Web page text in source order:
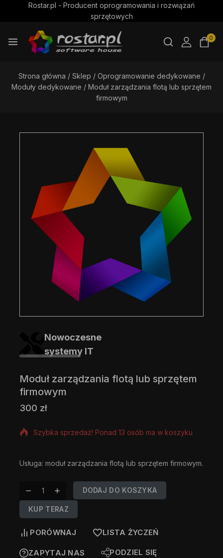
Rostar.pl - Producent oprogramowania i rozwiązań
sprzętowych
0
Strona główna / Sklep / Oprogramowanie dedykowane /
Moduły dedykowane / Moduł zarządzania flotą lub sprzętem
firmowym
Nowoczesne
systemy IT
Moduł zarządzania flotą lub sprzętem
firmowym
300 zł
7 produktów sprzedanych w ciągu ostatniej 6 godzin
Szybka sprzedaż! Ponad 13 osób ma w koszyku
Usługa: moduł zarządzania flotą lub sprzętem firmowym.
DODAJ DO KOSZYKA
KUP TERAZ
PORÓWNAJ LISTA ŻYCZEŃ
ZAPYTAJ NAS PODZIEL SIĘ